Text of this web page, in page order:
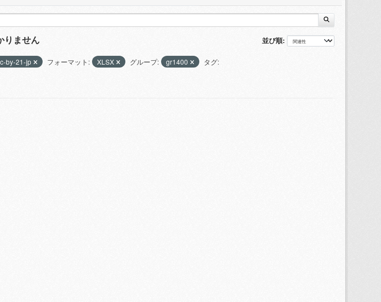
並び順
りません
by-21-jp フォーマット: XLSX グループ: gr1400
タグ: